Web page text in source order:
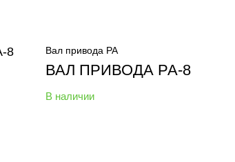
Вал привода РА
ВАЛ ПРИВОДА РА-8
В наличии